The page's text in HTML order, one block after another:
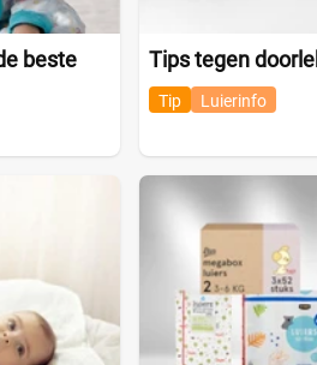
beste Tips tegen
Tip Luierinfo